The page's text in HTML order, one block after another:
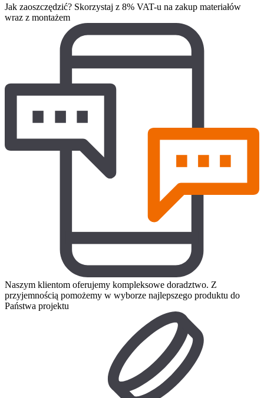
Jak zaoszczędzić? Skorzystaj z 8% VAT-u na zakup materiałów
wraz z montażem
Naszym klientom oferujemy kompleksowe doradztwo. Z
przyjemnością pomożemy w wyborze najlepszego produktu do
Państwa projektu